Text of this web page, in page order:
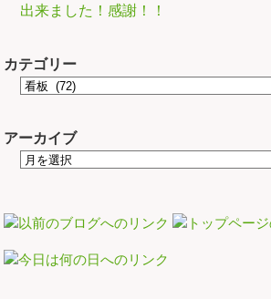
出来ました！感謝！！
カテゴリー
アーカイブ